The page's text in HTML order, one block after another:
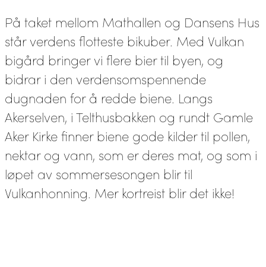
På taket mellom Mathallen og Dansens Hus
står verdens flotteste bikuber. Med Vulkan
bigård bringer vi flere bier til byen, og
bidrar i den verdensomspennende
dugnaden for å redde biene. Langs
Akerselven, i Telthusbakken og rundt Gamle
Aker Kirke finner biene gode kilder til pollen,
nektar og vann, som er deres mat, og som i
løpet av sommersesongen blir til
Vulkanhonning. Mer kortreist blir det ikke!